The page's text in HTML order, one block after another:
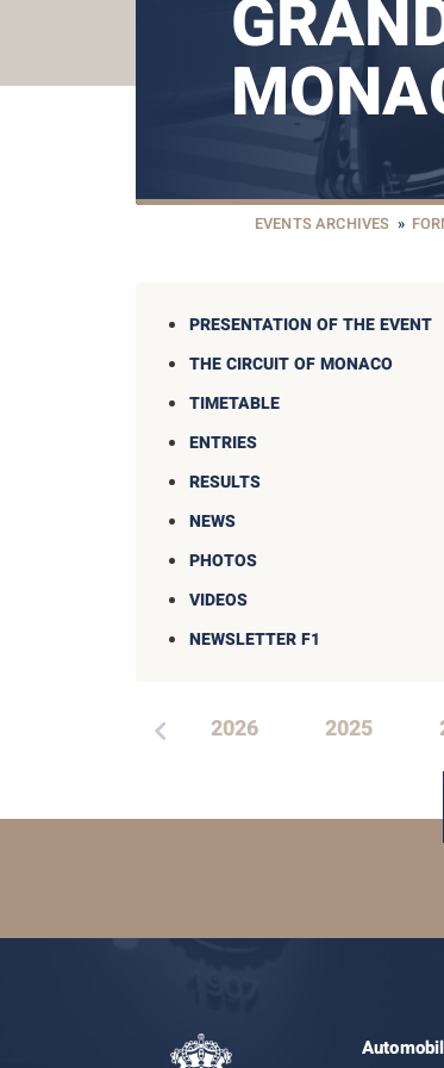
EVENTS ARCHIVES »
PRESENTATION OF THE EVENT
THE CIRCUIT OF MONACO
TIMETABLE
ENTRIES
RESULTS
NEWS
PHOTOS
VIDEOS
NEWSLETTER F1
2026 2025